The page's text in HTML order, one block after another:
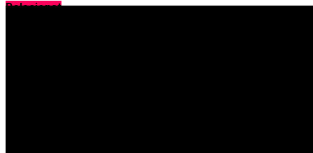
Relacionat